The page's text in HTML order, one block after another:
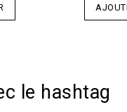
le hashtag